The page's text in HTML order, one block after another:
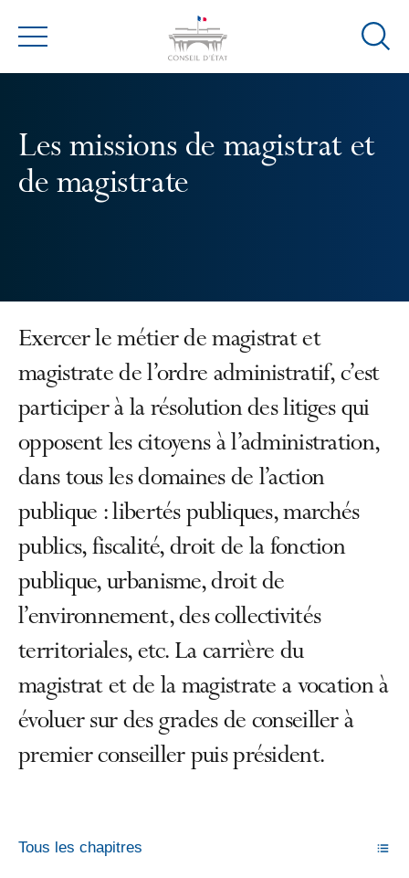
Menu
Ouvrir
Les missions de magistrat et
de magistrate
Exercer le métier de magistrat et
magistrate de l’ordre administratif, c’est
participer à la résolution des litiges qui
opposent les citoyens à l’administration,
dans tous les domaines de l’action
publique : libertés publiques, marchés
publics, fiscalité, droit de la fonction
publique, urbanisme, droit de
l’environnement, des collectivités
territoriales, etc. La carrière du
magistrat et de la magistrate a vocation à
évoluer sur des grades de conseiller à
premier conseiller puis président.
Tous les chapitres